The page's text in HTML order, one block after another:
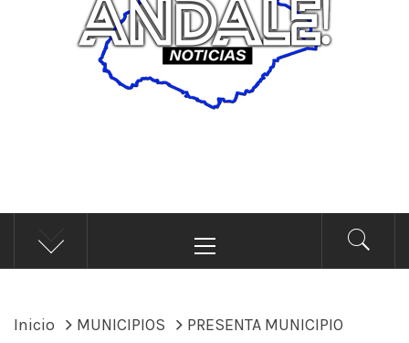
ÁNDALE NOTICIAS
Noticias
principal
Inicio MUNICIPIOS
PRESENTA MUNICIPIO